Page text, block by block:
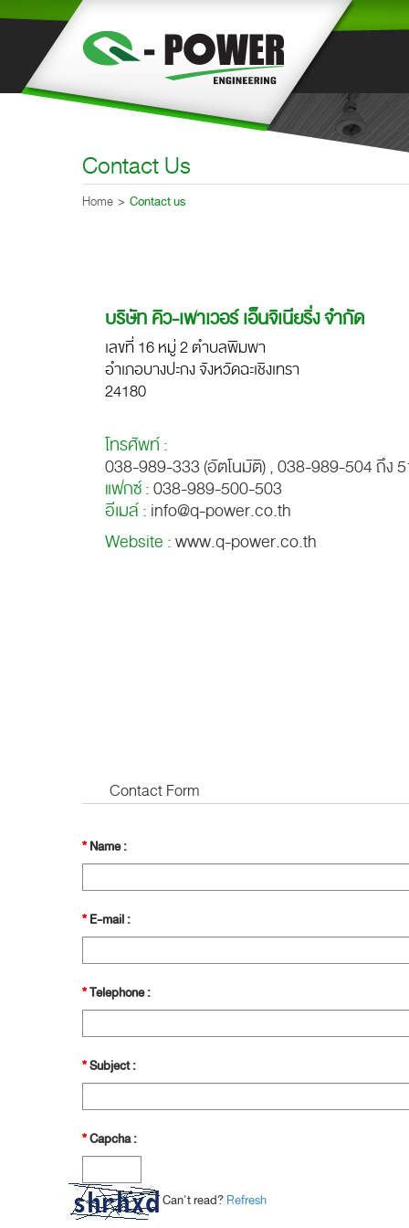
Contact Us
Home Contact us
บริษัท คิว-เพาเวอร์ เอ็นจิเนียริ่ง จำกัด
เลขที่ 16 หมู่ 2 ตำบลพิมพา
อำเภอบางปะกง จังหวัดฉะเชิงเทรา
24180
โทรศัพท์ :
038-989-333 (อัตโนมัติ) , 038-989-504 ถึง
แฟกซ์ :038-989-500-503
อีเมล์ : info@q-power.co.th
Website :www.q-power.co.th
Contact Form
*Name :
*E-mail :
*Telephone :
*Subject :
*Capcha :
Can't read?Refresh